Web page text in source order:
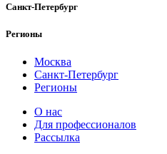
Санкт-Петербург
Регионы
Москва
Санкт-Петербург
Регионы
О нас
Для профессионалов
Рассылка